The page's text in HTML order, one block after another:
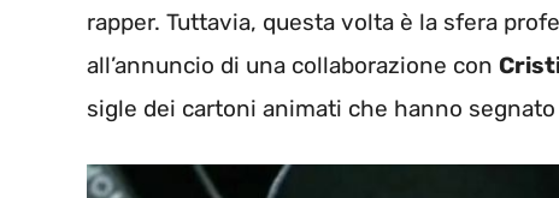
rapper. Tuttavia, questa volta è la sfera
all’annuncio di una collaborazione con
sigle dei cartoni animati che hanno